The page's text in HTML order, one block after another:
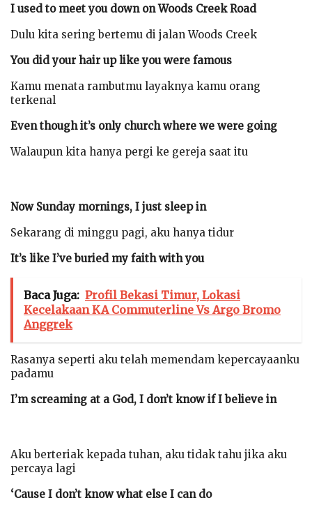
I used to meet you down on Woods Creek Road
Dulu kita sering bertemu di jalan Woods Creek
You did your hair up like you were famous
Kamu menata rambutmu layaknya kamu orang
terkenal
Even though it’s only church where we were going
Walaupun kita hanya pergi ke gereja saat itu
Now Sunday mornings, I just sleep in
Sekarang di minggu pagi, aku hanya tidur
It’s like I’ve buried my faith with you
Baca Juga: Profil Bekasi Timur, Lokasi
Kecelakaan KA Commuterline Vs Argo Bromo
Anggrek
Rasanya seperti aku telah memendam kepercayaanku
padamu
I’m screaming at a God, I don’t know if I believe in
Aku berteriak kepada tuhan, aku tidak tahu jika aku
percaya lagi
‘Cause I don’t know what else I can do